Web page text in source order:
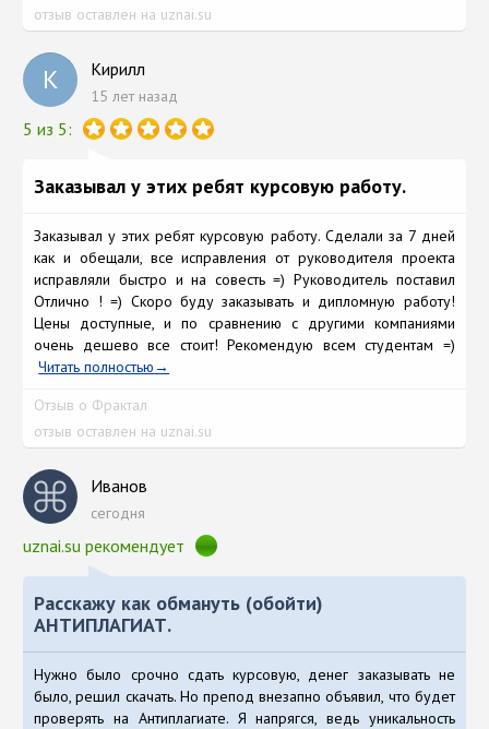
отзыв оставлен на uznai.su
К Кирилл
15 лет назад
5 из 5:
Заказывал у этих ребят курсовую работу.
Заказывал у этих ребят курсовую работу. Сделали за 7 дней
как и обещали, все исправления от руководителя проекта
исправляли быстро и на совесть =) Руководитель поставил
Отлично ! =) Скоро буду заказывать и дипломную работу!
Цены доступные, и по сравнению с другими компаниями
очень дешево все стоит! Рекомендую всем студентам =)
Читать полностью
Отзыв о Фрактал
отзыв оставлен на uznai.su
Иванов
сегодня
uznai.su рекомендует
Расскажу как обмануть (обойти)
АНТИПЛАГИАТ.
Нужно было срочно сдать курсовую, денег заказывать не
было, решил скачать. Но препод внезапно объявил, что будет
проверять на Антиплагиате. Я напрягся, ведь уникальность